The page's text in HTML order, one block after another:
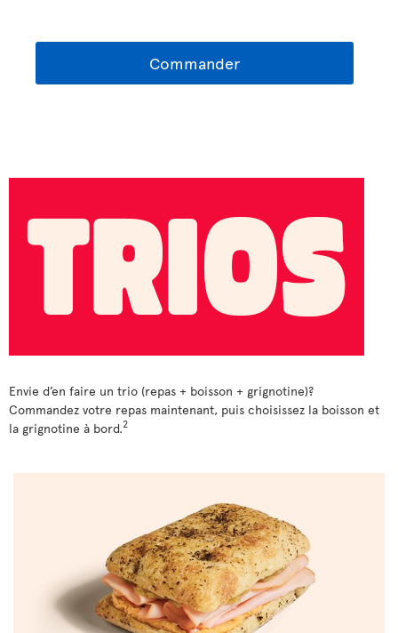
Commander
Envie d’en faire un trio (repas + boisson + grignotine)?
Commandez votre repas maintenant, puis choisissez la boisson et
la grignotine à bord.2